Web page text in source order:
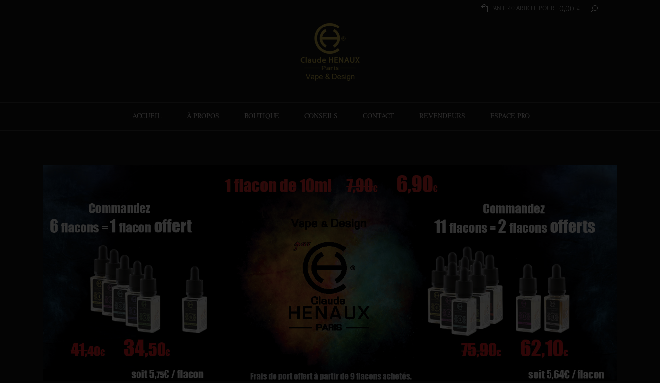
PANIER 0 ARTICLE POUR 0,00 €
ACCUEIL À PROPOS BOUTIQUE CONSEILS CONTACT REVENDEURS ESPACE PRO